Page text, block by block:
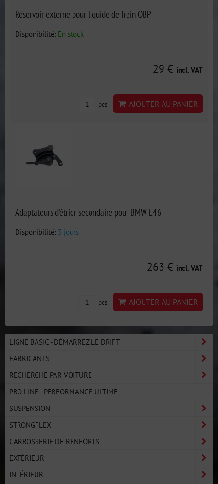
Réservoir externe pour liquide de frein OBP
Disponibilité: En stock
29 € incl. VAT
pcs AJOUTER AU PANIER
Adaptateurs d'étrier secondaire pour BMW E46
Disponibilité: 3 jours
263 € incl. VAT
pcs AJOUTER AU PANIER
LIGNE BASIC - DÉMARREZ LE DRIFT
FABRICANTS
RECHERCHE PAR VOITURE
PRO LINE - PERFORMANCE ULTIME
SUSPENSION
STRONGFLEX
CARROSSERIE DE RENFORTS
EXTÉRIEUR
INTÉRIEUR